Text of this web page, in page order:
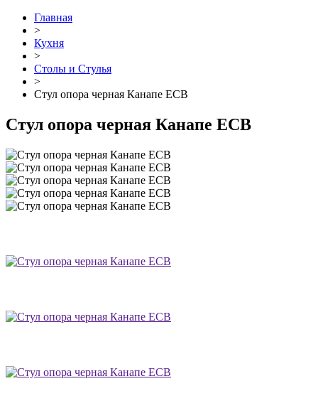
Главная
>
Кухня
>
Столы и Стулья
>
Стул опора черная Канапе ЕСВ
Стул опора черная Канапе ЕСВ